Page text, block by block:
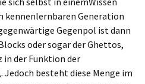
kennenlernbaren Generation
Gegenpol ist dann
oder sogar der Ghettos,
in der Funktion der
besteht diese Menge im